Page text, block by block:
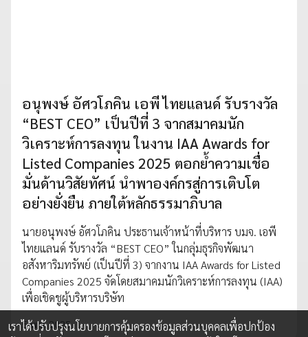
อนุพงษ์ อัศวโภคิน เอพี ไทยแลนด์ รับรางวัล
“BEST CEO” เป็นปีที่ 3 จากสมาคมนัก
วิเคราะห์การลงทุน ในงาน IAA Awards for
Listed Companies 2025 ตอกย้ำความเชื่อ
มั่นด้านวิสัยทัศน์ นำพาองค์กรสู่การเติบโต
อย่างยั่งยืน ภายใต้หลักธรรมาภิบาล
นายอนุพงษ์ อัศวโภคิน ประธานเจ้าหน้าที่บริหาร บมจ. เอพี
ไทยแลนด์ รับรางวัล “BEST CEO” ในกลุ่มธุรกิจพัฒนา
อสังหาริมทรัพย์ (เป็นปีที่ 3) จากงาน IAA Awards for Listed
Companies 2025 จัดโดยสมาคมนักวิเคราะห์การลงทุน (IAA)
เพื่อเชิดชูผู้บริหารบริษัท
5 พ.ย. 2025
เราได้ปรับปรุงนโยบายการคุ้มครองข้อมูลส่วนบุคคลเพื่อปกป้อง